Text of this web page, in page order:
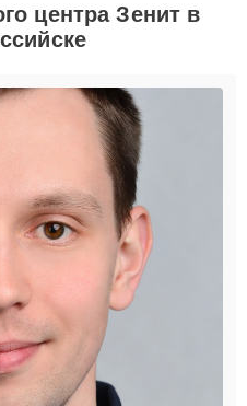
центра Зенит в